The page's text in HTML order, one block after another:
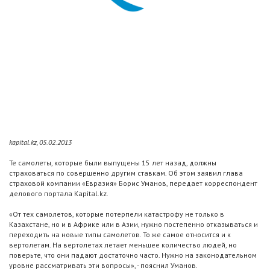
kapital.kz, 05.02.2013
Те самолеты, которые были выпущены 15 лет назад, должны
страховаться по совершенно другим ставкам. Об этом заявил глава
страховой компании «Евразия» Борис Уманов, передает корреспондент
делового портала Kapital.kz.
«От тех самолетов, которые потерпели катастрофу не только в
Казахстане, но и в Африке или в Азии, нужно постепенно отказываться и
переходить на новые типы самолетов. То же самое относится и к
вертолетам. На вертолетах летает меньшее количество людей, но
поверьте, что они падают достаточно часто. Нужно на законодательном
уровне рассматривать эти вопросы», - пояснил Уманов.